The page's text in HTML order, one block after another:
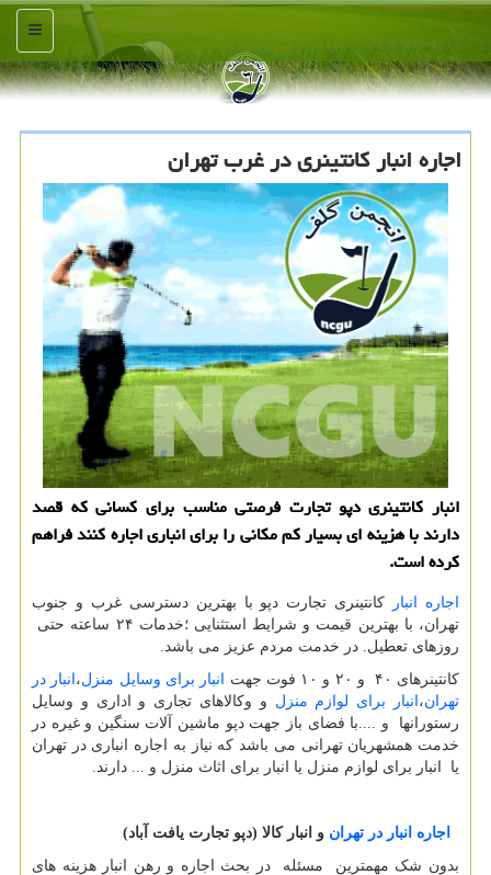
منو
اجاره انبار كانتینری در غرب تهران
انبار كانتینری دپو تجارت فرصتی مناسب برای كسانی كه قصد
دارند با هزینه ای بسیار كم مكانی را برای انباری اجاره كنند فراهم
كرده است.
اجاره انبار
كانتینری تجارت دپو با بهترین دسترسی غرب و جنوب
تهران، با بهترین قیمت و شرایط استثنایی ؛خدمات ۲۴ ساعته حتی
روزهای تعطیل. در خدمت مردم عزیز می باشد.
کانتینرهای ۴۰ و ۲۰ و ۱۰ فوت جهت
انبار برای وسایل منزل، انبار در
تهران، انبار برای لوازم منزل و وکالاهای تجاری و اداری و وسایل
رستورانها و ....با فضای باز جهت دپو ماشین آلات سنگین و غیره در
خدمت همشهریان تهرانی می باشد که نیاز به اجاره انباری در تهران
یا انبار برای لوازم منزل یا انبار برای اثاث منزل و ... دارند.
اجاره انبار در تهران و انبار کالا (دپو تجارت یافت آباد)
بدون شک مهمترین مسئله در بحث اجاره و رهن انبار هزینه های